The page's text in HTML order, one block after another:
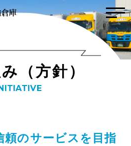
トピックス
こんな会社
数字で見るまるだ
事業内容
み （ 方針）
頼のサービスを目指